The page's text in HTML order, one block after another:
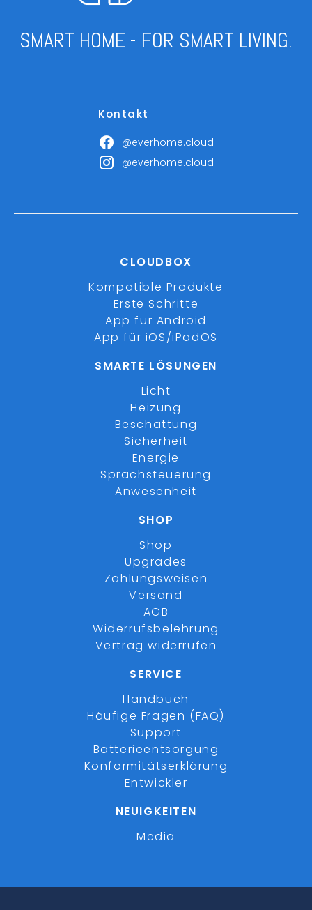
SMART HOME - FOR SMART LIVING.
Kontakt
@everhome.cloud
@everhome.cloud
CLOUDBOX
Kompatible Produkte
Erste Schritte
App für Android
App für iOS/iPadOS
SMARTE LÖSUNGEN
Licht
Heizung
Beschattung
Sicherheit
Energie
Sprachsteuerung
Anwesenheit
SHOP
Shop
Upgrades
Zahlungsweisen
Versand
AGB
Widerrufsbelehrung
Vertrag widerrufen
SERVICE
Handbuch
Häufige Fragen (FAQ)
Support
Batterieentsorgung
Konformitätserklärung
Entwickler
NEUIGKEITEN
Media